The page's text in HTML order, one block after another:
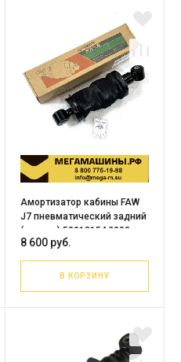
Амортизатор кабины FAW
J7 пневматический задний
(ухо-ухо) 5001315A2000-
C00/F /QINYAN 20013548
8 600 руб.
В КОРЗИНУ